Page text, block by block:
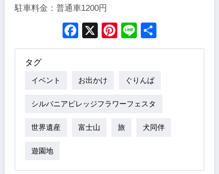
駐車料金：普通車1200円
Facebook
X Pinterest
Line
タグ
イベント お出かけ ぐりんぱ
シルバニアビレッジフラワーフェスタ
世界遺産 富士山 旅 犬同伴
遊園地